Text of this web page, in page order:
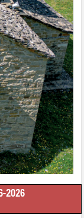
2026